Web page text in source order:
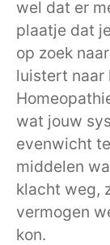
wel dat er
plaatje dat
op zoek
luistert naar
wat jouw
evenwicht
middelen
klacht weg,
vermogen
kon.